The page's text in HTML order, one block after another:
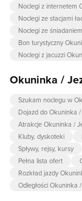
Noclegi z internetem
Noclegi ze stacjami
Noclegi ze
Bon turystyczny
Noclegi z jacuzzi
Okuninka /
Szukam noclegu w
Dojazd do Okuninka /
Atrakcje Okuninka /
Kluby, dyskoteki
Spływy, rejsy, kursy
Pełna lista ofert
Rozkład jazdy
Odległości Okuninka